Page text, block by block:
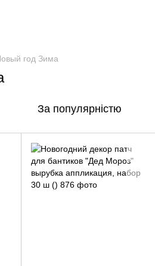
год Зима
За популярністю